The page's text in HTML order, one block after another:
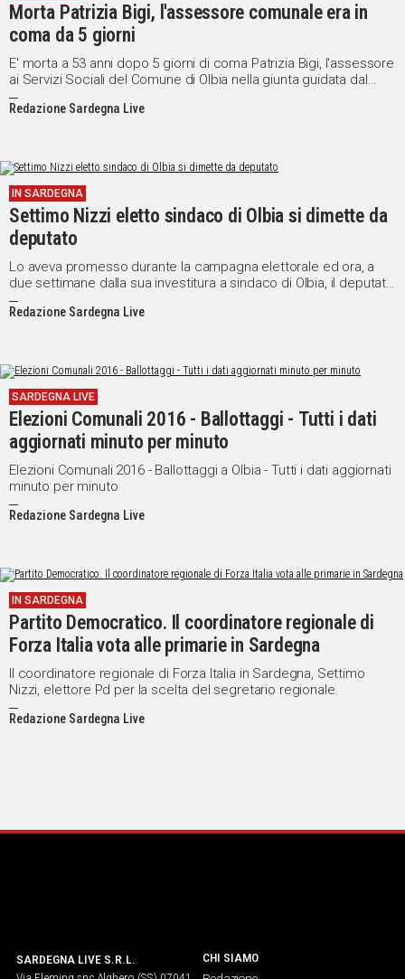
Morta Patrizia Bigi, l'assessore comunale era in
coma da 5 giorni
E' morta a 53 anni dopo 5 giorni di coma Patrizia Bigi, l'assessore
ai Servizi Sociali del Comune di Olbia nella giunta guidata dal
sindaco Settimo Nizzi.
Redazione Sardegna Live
IN SARDEGNA
Settimo Nizzi eletto sindaco di Olbia si dimette da
deputato
Lo aveva promesso durante la campagna elettorale ed ora, a
due settimane dalla sua investitura a sindaco di Olbia, il deputato
di Forza Italia Settimo Nizzi ha rassegnato le dimissioni dal
Parlamento.
Redazione Sardegna Live
SARDEGNA LIVE
Elezioni Comunali 2016 - Ballottaggi - Tutti i dati
aggiornati minuto per minuto
Elezioni Comunali 2016 - Ballottaggi a Olbia - Tutti i dati aggiornati
minuto per minuto
Redazione Sardegna Live
IN SARDEGNA
Partito Democratico. Il coordinatore regionale di
Forza Italia vota alle primarie in Sardegna
Il coordinatore regionale di Forza Italia in Sardegna, Settimo
Nizzi, elettore Pd per la scelta del segretario regionale.
Redazione Sardegna Live
SARDEGNA LIVE S.R.L.
CHI SIAMO